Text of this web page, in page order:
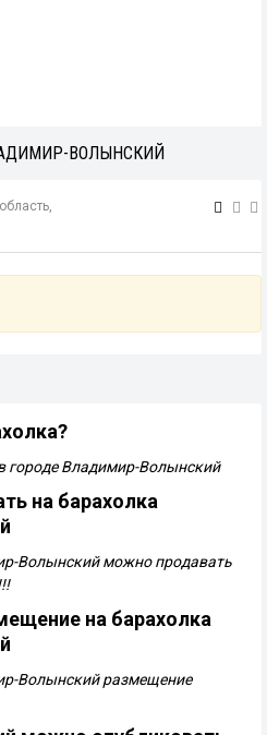
ВОЛЫНСКИЙ
городе Владимир-Волынский
на барахолка
Волынский можно продавать
на барахолка
Волынский размещение